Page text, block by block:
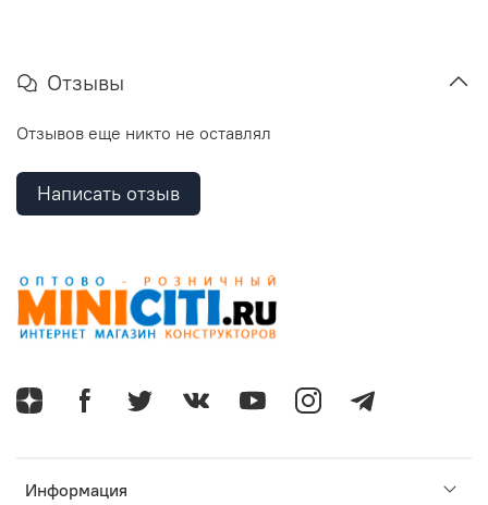
Отзывы
Отзывов еще никто не оставлял
Написать отзыв
Информация